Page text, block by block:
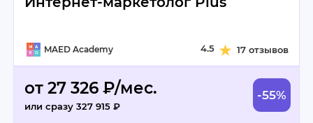
MAED Academy 4.5 17 отзывов
от 27 326 ₽/мес.
или сразу 327 915 ₽
-55%